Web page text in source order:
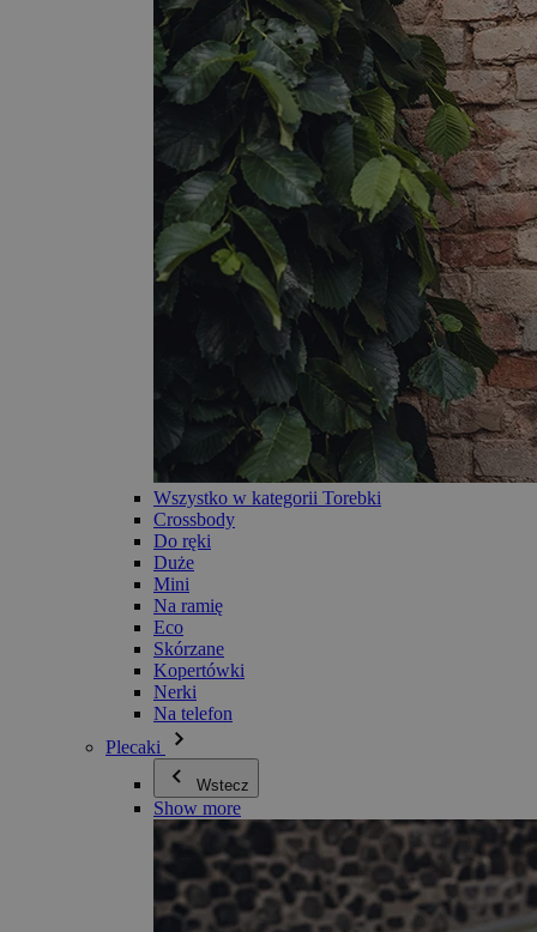
Wszystko w kategorii Torebki
Crossbody
Do ręki
Duże
Mini
Na ramię
Eco
Skórzane
Kopertówki
Nerki
Na telefon
Plecaki
Wstecz
Show more